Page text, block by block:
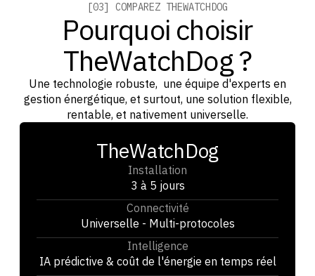
[03] COMPAREZ THEWATCHDOG
Pourquoi choisir
TheWatchDog ?
Une technologie robuste, une équipe d'experts en
gestion énergétique, et surtout, une solution flexible,
rentable, et nativement universelle.
TheWatchDog
Installation
3 à 5 jours
Connectivité
Universelle - Multi-protocoles
Intelligence
IA prédictive & coût de l'énergie en temps réel